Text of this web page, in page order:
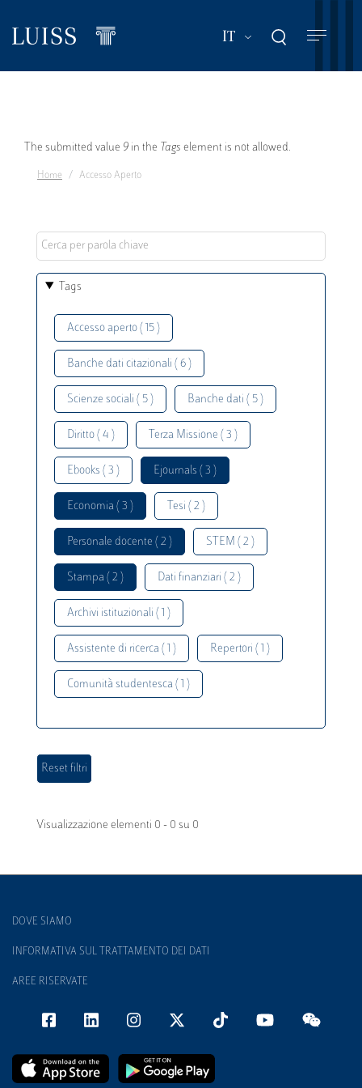
contenuto
IT Mostra ulteriori
Messaggio
di
The submitted value 9 in the Tags element is not allowed.
Home Accesso Aperto
Tags
Accesso aperto ( 15 )
Banche dati citazionali ( 6 )
Scienze sociali ( 5 ) Banche dati ( 5 )
Diritto ( 4 ) Terza Missione ( 3 )
Ebooks ( 3 ) Ejournals ( 3 )
Economia ( 3 ) Tesi ( 2 )
Personale docente ( 2 ) STEM ( 2 )
Stampa ( 2 ) Dati finanziari ( 2 )
Archivi istituzionali ( 1 )
Assistente di ricerca ( 1 ) Repertori ( 1 )
Comunità studentesca ( 1 )
Visualizzazione elementi 0 - 0 su 0
DOVE SIAMO
INFORMATIVA SUL TRATTAMENTO DEI DATI
AREE RISERVATE